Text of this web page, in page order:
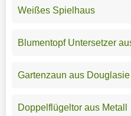
Weißes Spielhaus
Blumentopf Untersetzer
Gartenzaun aus Douglasie
Doppelflügeltor aus Metall